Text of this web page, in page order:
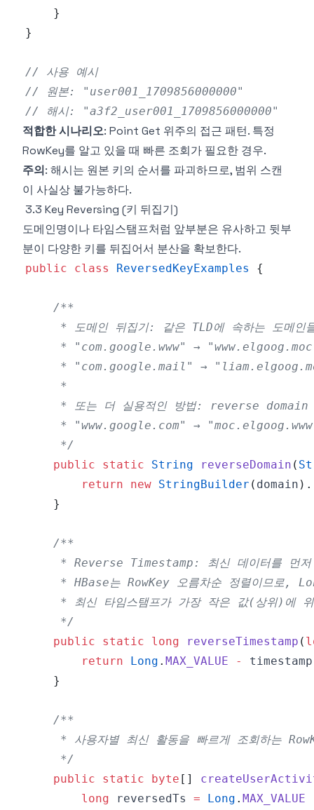
}
}
// 사용 예시
// 원본: "user001_1709856000000"
// 해시: "a3f2_user001_1709856000000"
적합한 시나리오: Point Get 위주의 접근 패턴. 특정
RowKey를 알고 있을 때 빠른 조회가 필요한 경우.
주의: 해시는 원본 키의 순서를 파괴하므로, 범위 스캔
이 사실상 불가능하다.
3.3 Key Reversing (키 뒤집기)
도메인명이나 타임스탬프처럼 앞부분은 유사하고 뒷부
분이 다양한 키를 뒤집어서 분산을 확보한다.
public class ReversedKeyExamples {
     */
public
static String reverseDomain (
return
new StringBuilder ( domain ) .
}
     */
public
static long reverseTimestamp (
return
Long . MAX_VALUE - timestamp
}
     */
public
static byte [ ]
long reversedTs = Long . MAX_VALUE